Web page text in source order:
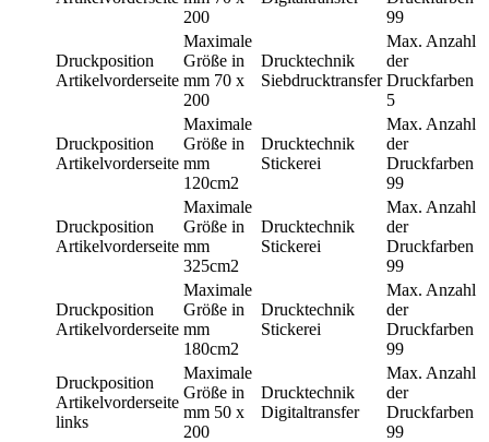
200
99
Druckposition
Artikelvorderseite
Maximale
Größe in
mm 70 x
200
Drucktechnik
Siebdrucktransfer
Max. Anzahl
der
Druckfarben
5
Druckposition
Artikelvorderseite
Maximale
Größe in
mm
120cm2
Drucktechnik
Stickerei
Max. Anzahl
der
Druckfarben
99
Druckposition
Artikelvorderseite
Maximale
Größe in
mm
325cm2
Drucktechnik
Stickerei
Max. Anzahl
der
Druckfarben
99
Druckposition
Artikelvorderseite
Maximale
Größe in
mm
180cm2
Drucktechnik
Stickerei
Max. Anzahl
der
Druckfarben
99
Druckposition
Artikelvorderseite
links
Maximale
Größe in
mm 50 x
200
Drucktechnik
Digitaltransfer
Max. Anzahl
der
Druckfarben
99